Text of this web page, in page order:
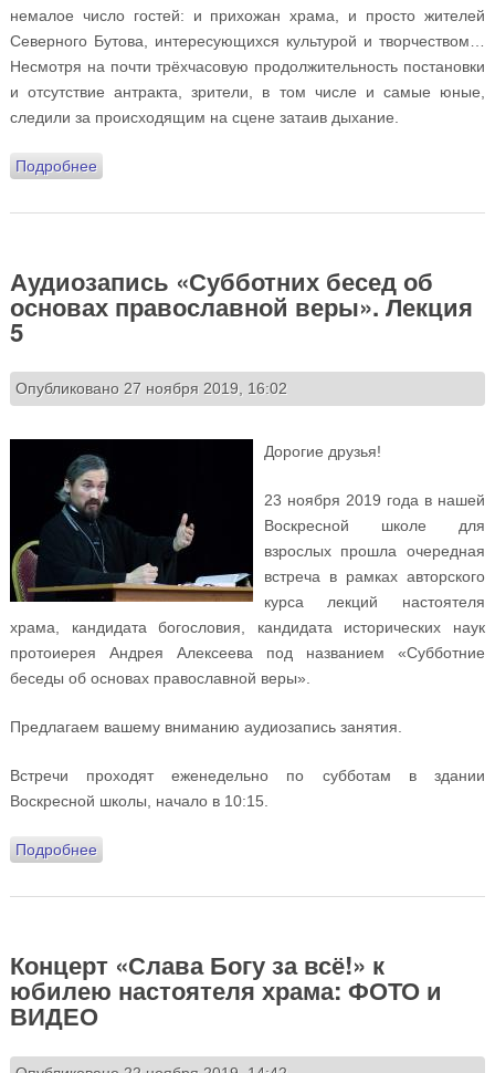
немалое число гостей: и прихожан храма, и просто жителей
Северного Бутова, интересующихся культурой и творчеством…
Несмотря на почти трёхчасовую продолжительность постановки
и отсутствие антракта, зрители, в том числе и самые юные,
следили за происходящим на сцене затаив дыхание.
Подробнеео Литературно-музыкальная композиция «Онегин,
Аудиозапись «Субботних бесед об
основах православной веры». Лекция
5
Опубликовано 27 ноября 2019, 16:02
Дорогие друзья!
23 ноября 2019 года в нашей
Воскресной школе для
взрослых прошла очередная
встреча в рамках авторского
курса лекций настоятеля
храма, кандидата богословия, кандидата исторических наук
протоиерея Андрея Алексеева под названием «Субботние
беседы об основах православной веры».
Предлагаем вашему вниманию аудиозапись занятия.
Встречи проходят еженедельно по субботам в здании
Воскресной школы, начало в 10:15.
Подробнеео Аудиозапись «Субботних бесед об основах
Концерт «Слава Богу за всё!» к
юбилею настоятеля храма: ФОТО и
ВИДЕО